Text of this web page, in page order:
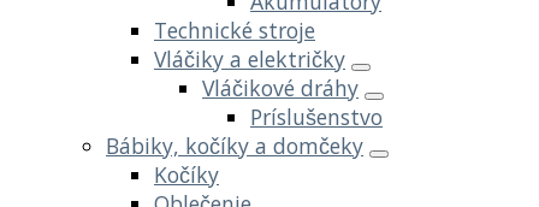
Technické stroje
Vláčiky a električky
Vláčikové dráhy
Príslušenstvo
Bábiky, kočíky a domčeky
Kočíky